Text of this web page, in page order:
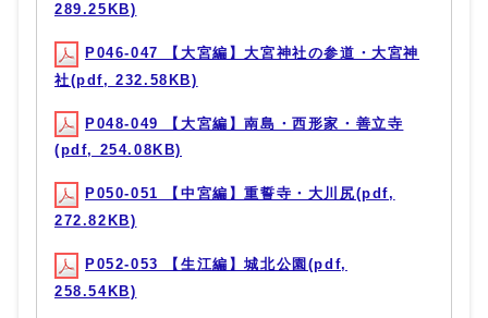
289.25KB)
P046-047 【大宮編】大宮神社の参道・大宮神
社(pdf, 232.58KB)
P048-049 【大宮編】南島・西形家・善立寺
(pdf, 254.08KB)
P050-051 【中宮編】重誓寺・大川尻(pdf,
272.82KB)
P052-053 【生江編】城北公園(pdf,
258.54KB)